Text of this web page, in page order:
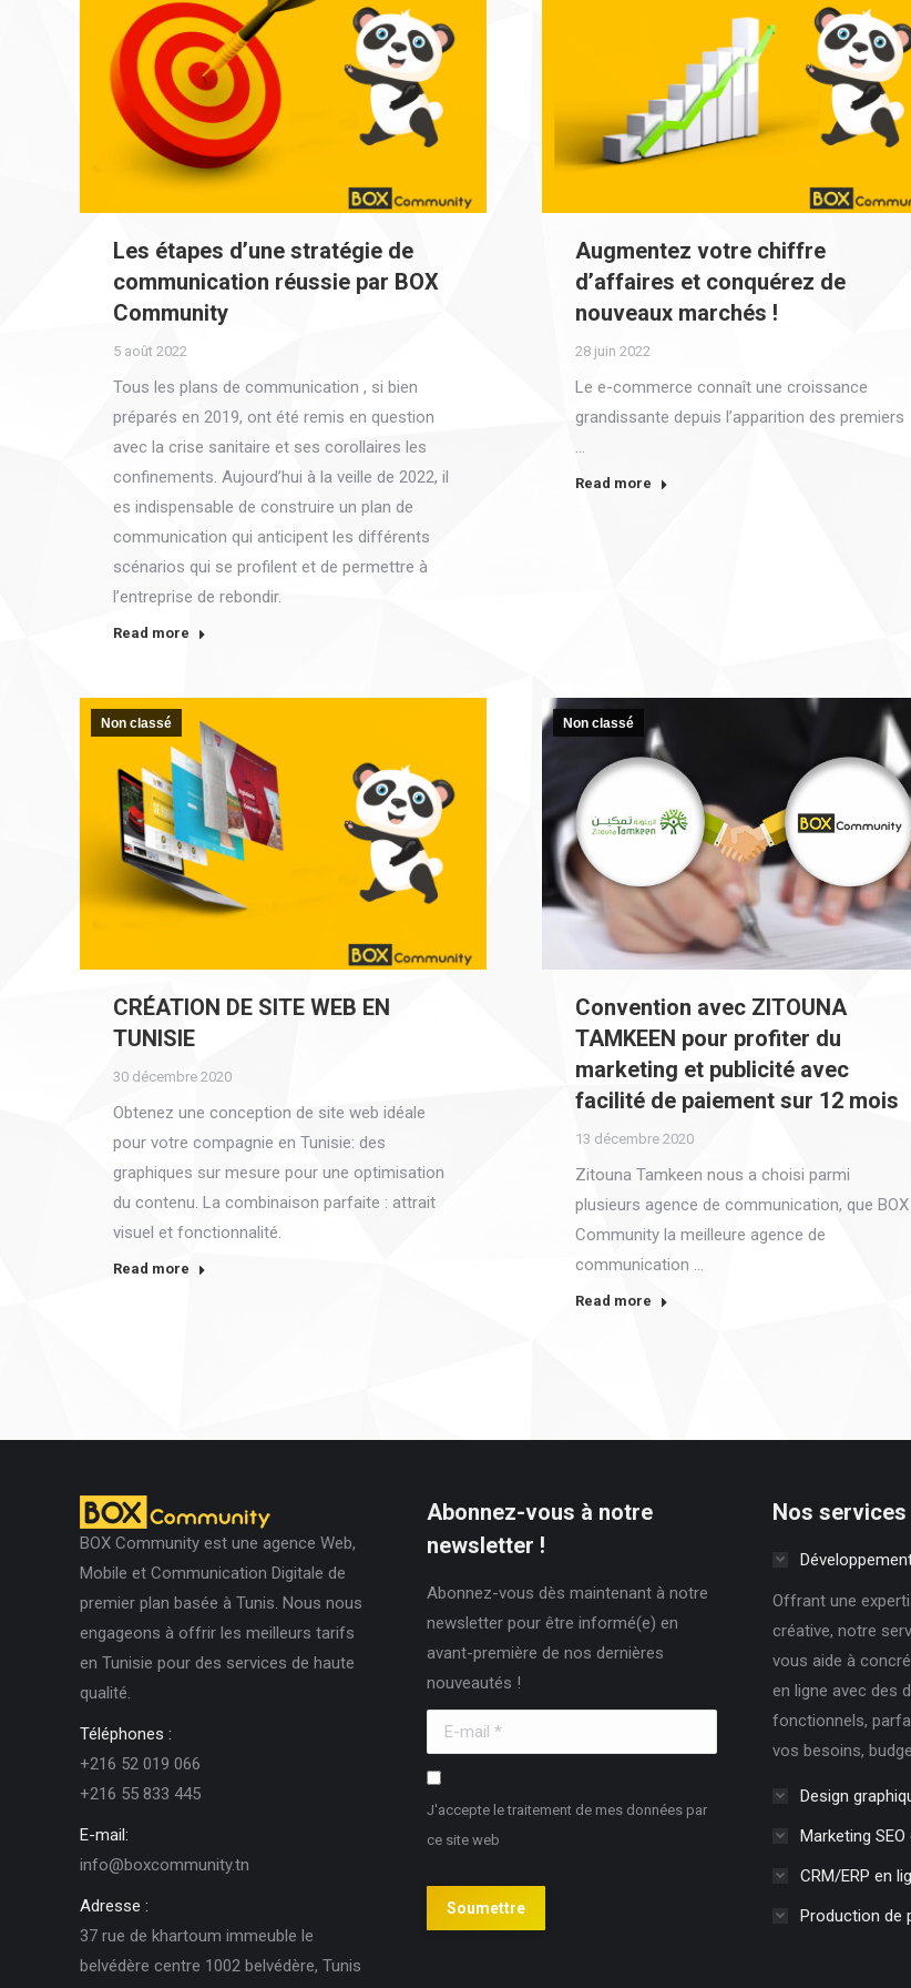
Les étapes d’une stratégie de
communication réussie par BOX
Community
5 août 2022
Tous les plans de communication , si bien
préparés en 2019, ont été remis en question
avec la crise sanitaire et ses corollaires les
confinements. Aujourd’hui à la veille de 2022, il
es indispensable de construire un plan de
communication qui anticipent les différents
scénarios qui se profilent et de permettre à
l’entreprise de rebondir.
Read more
Augmentez votre chiffre
d’affaires et conquérez de
nouveaux marchés !
28 juin 2022
Le e-commerce connaît une croissance
grandissante depuis l’apparition des premiers
…
Read more
Non classé
CRÉATION DE SITE WEB EN
TUNISIE
30 décembre 2020
Obtenez une conception de site web idéale
pour votre compagnie en Tunisie: des
graphiques sur mesure pour une optimisation
du contenu. La combinaison parfaite : attrait
visuel et fonctionnalité.
Read more
Non classé
Convention avec ZITOUNA
TAMKEEN pour profiter du
marketing et publicité avec
facilité de paiement sur 12 mois
13 décembre 2020
Zitouna Tamkeen nous a choisi parmi
plusieurs agence de communication, que BOX
Community la meilleure agence de
communication …
Read more
BOX Community est une agence Web,
Mobile et Communication Digitale de
premier plan basée à Tunis. Nous nous
engageons à offrir les meilleurs tarifs
en Tunisie pour des services de haute
qualité.
Téléphones :
+216 52 019 066
+216 55 833 445
E-mail:
info@boxcommunity.tn
Adresse :
37 rue de khartoum immeuble le
belvédère centre 1002 belvédère, Tunis
Abonnez-vous à notre
newsletter !
Abonnez-vous dès maintenant à notre
newsletter pour être informé(e) en
avant-première de nos dernières
nouveautés !
E-mail *
J'accepte le traitement de mes données par
ce site web
Soumettre
Nos services
Offrant une
créative, notre
vous aide à
en ligne avec des
fonctionnels,
vos besoins,
Design
Marketing SEO
CRM/ERP en
Production de